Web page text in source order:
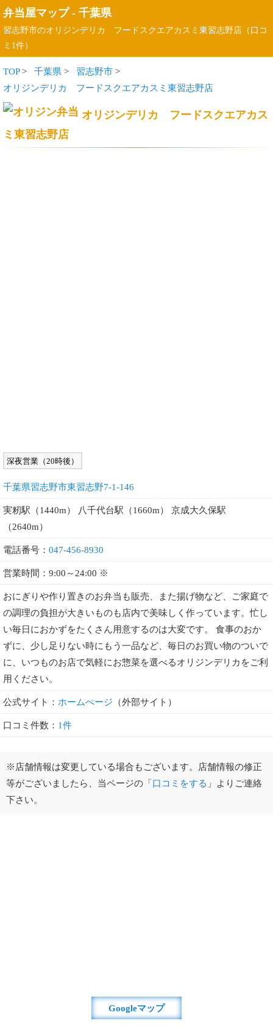
弁当屋マップ- 千葉県
習志野市のオリジンデリカ フードスクエアカスミ東習志野店（口コ
ミ1件）
TOP> 千葉県 > 習志野市 >
オリジンデリカ フードスクエアカスミ東習志野店
オリジンデリカ フードスクエアカス
ミ東習志野店
深夜営業（20時後）
千葉県習志野市東習志野7-1-146
実籾駅（1440m） 八千代台駅（1660m） 京成大久保駅
（2640m）
電話番号： 047-456-8930
営業時間：9:00～24:00 ※
おにぎりや作り置きのお弁当も販売、また揚げ物など、ご家庭で
の調理の負担が大きいものも店内で美味しく作っています。忙し
い毎日におかずをたくさん用意するのは大変です。 食事のおか
ずに、少し足りない時にもう一品など、毎日のお買い物のついで
に、いつものお店で気軽にお惣菜を選べるオリジンデリカをご利
用ください。
公式サイト： ホームぺージ （外部サイト）
口コミ件数： 1件
※店舗情報は変更している場合もございます。店舗情報の修正
等がございましたら、当ページの「口コミをする 」よりご連絡
下さい。
Googleマップ